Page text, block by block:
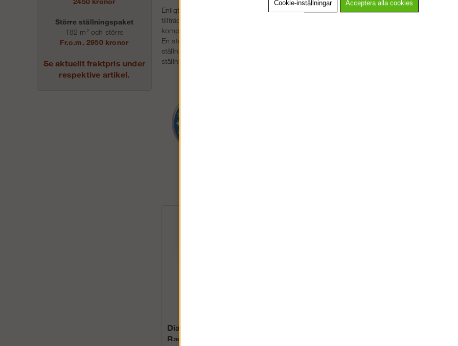
Större ställningspaket
182 m² och större
Fr.o.m. 2950 kronor
Se aktuellt fraktpris under
respektive artikel.
Enligt Arbetsmiljöverkets krav (AFS 2013:4) skall ställningen kompletteras med sparklister &
tillträdesled för att användas som arbetsplats. Vid omfattande arbete skall ställningen även
kompletteras med trapptorn. Detta finns att välja i valen ovan.
En ställning som ska användas av privatpersoner kan byggas upp utan särskild behörighet.
ställningen däremot användas som arbetsplats så måste ställningen vara uppbyggd av en
ställningsbyggare.
Diagonalstag
Ramställning
Cookie-inställningar Acceptera alla cookies